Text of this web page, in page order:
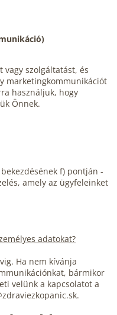
vagy szolgáltatást, és
marketingkommunikációt
használjuk, hogy
Önnek.
bekezdésének f) pontján -
amely az ügyfeleinket
adatokat?
Ha nem kívánja
bármikor
velünk a kapcsolatot a